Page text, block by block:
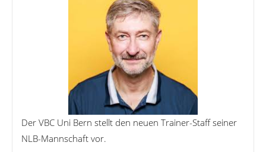
Der VBC Uni Bern stellt den neuen Trainer-Staff seiner
NLB-Mannschaft vor.